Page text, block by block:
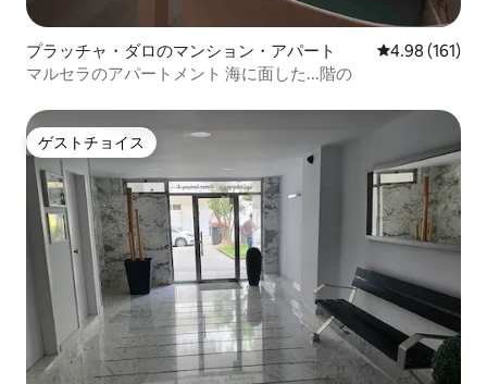
プラッチャ・ダロのマンション・アパート レビュー161
4.98 (161)
マルセラのアパートメント 海に面した...階の
ゲストチョイス
ゲストチョイス